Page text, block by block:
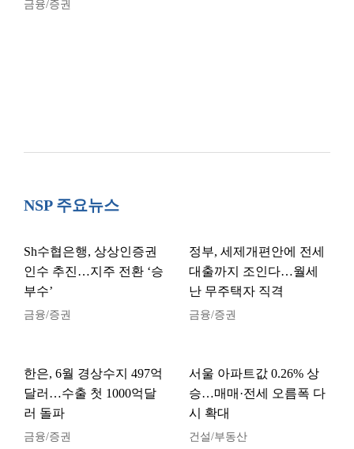
금융/증권
NSP 주요뉴스
Sh수협은행, 상상인증권
인수 추진…지주 전환 ‘승
부수’
금융/증권
정부, 세제개편안에 전세
대출까지 조인다…월세
난 무주택자 직격
금융/증권
한은, 6월 경상수지 497억
달러…수출 첫 1000억달
러 돌파
금융/증권
서울 아파트값 0.26% 상
승…매매·전세 오름폭 다
시 확대
건설/부동산